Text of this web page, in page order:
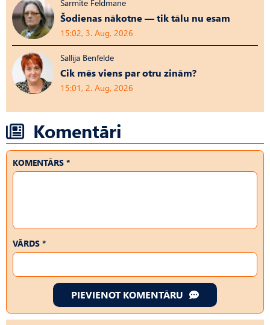
Sarmīte Feldmane
Šodienas nākotne — tik tālu nu esam
15:02, 3. Aug, 2026
Sallija Benfelde
Cik mēs viens par otru zinām?
15:01, 2. Aug, 2026
Komentāri
KOMENTĀRS *
VĀRDS *
PIEVIENOT KOMENTĀRU